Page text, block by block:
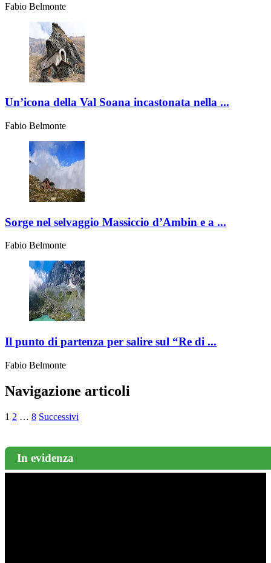
Fabio Belmonte
Un’icona della Val Soana incastonata nella ...
Fabio Belmonte
Sorge nel selvaggio Massiccio d’Ambin e a ...
Fabio Belmonte
Il punto di partenza per salire sul “Re di ...
Fabio Belmonte
Navigazione articoli
1 2 … 8 Successivi
In evidenza